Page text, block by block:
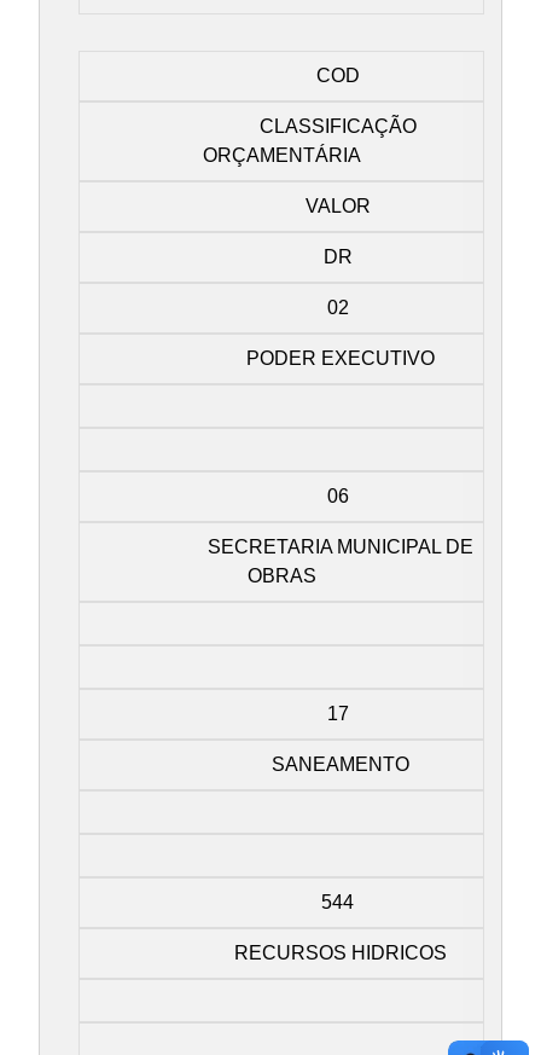
COD
CLASSIFICAÇÃO
ORÇAMENTÁRIA
VALOR
DR
02
PODER EXECUTIVO
06
SECRETARIA MUNICIPAL DE
OBRAS
17
SANEAMENTO
544
RECURSOS HIDRICOS